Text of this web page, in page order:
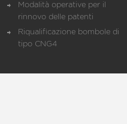
Modalità operative per il
rinnovo delle patenti
Riqualificazione bombole di
tipo CNG4